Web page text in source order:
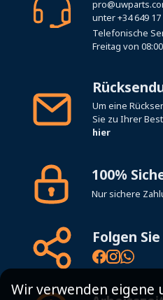
unter+34 649
Telefonische
Freitag von
Um eine
Sie zu Ihrer
hier
100%
Nur sichere
Folgen
Wir verwenden